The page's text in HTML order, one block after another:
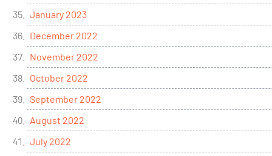
January 2023
December 2022
November 2022
October 2022
September 2022
August 2022
July 2022